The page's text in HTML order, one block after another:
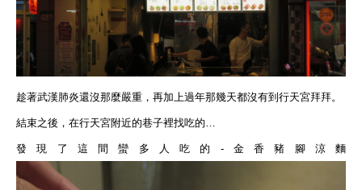
趁著武漢肺炎還沒那麼嚴重，再加上過年那幾天都沒有到行天宮拜拜。
結束之後，在行天宮附近的巷子裡找吃的…
發現了這間蠻多人吃的 -金香豬腳涼麵